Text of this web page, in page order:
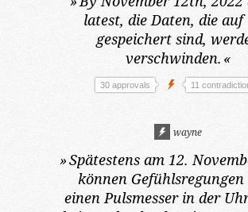
latest, die Daten, die auf
gespeichert sind,
verschwinden. «
30 approvals 11
wayne
»Spätestens am 12.
können
einen Pulsmesser in der